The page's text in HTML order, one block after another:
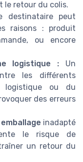
le retour du colis.
destinataire peut
raisons : produit
ou encore
logistique : Un
les différents
logistique ou du
des erreurs
emballage inadapté
le risque de
un retour du